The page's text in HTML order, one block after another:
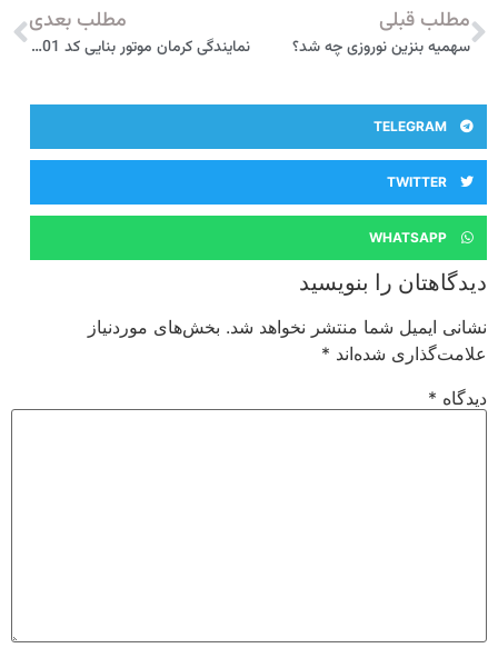
مطلب قبلی
سهمیه بنزین نوروزی چه شد؟
مطلب بعدی
نمایندگی کرمان موتور بنایی کد 1801 بروجن
TELEGRAM
TWITTER
WHATSAPP
دیدگاهتان را بنویسید
نشانی ایمیل شما منتشر نخواهد شد. بخش‌های موردنیاز
علامت‌گذاری شده‌اند*
دیدگاه*